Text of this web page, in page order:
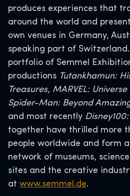
produces experiences that
around the world and
own venues in Germany,
speaking part of
portfolio of Semmel
productions Tutankhamun:
Treasures, MARVEL:
Spider-Man: Beyond
and most recently
together have thrilled more
people worldwide and form
network of museums,
sites and the creative
at www.semmel.de.